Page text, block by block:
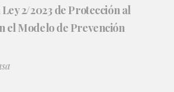
2/2023 de Protección al
el Modelo de Prevención